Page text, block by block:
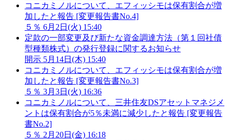
コニカミノルについて、エフィッシモは保有割合が増
加したと報告 [変更報告書No.4]
５％ 6月2日(火) 15:40
定款の一部変更及び新たな資金調達方法（第１回社債
型種類株式）の発行登録に関するお知らせ
開示 5月14日(木) 15:40
コニカミノルについて、エフィッシモは保有割合が増
加したと報告 [変更報告書No.3]
５％ 3月3日(火) 16:36
コニカミノルについて、三井住友DSアセットマネジメ
ントは保有割合が5％未満に減少したと報告 [変更報告
書No.2]
５％ 2月20日(金) 16:18